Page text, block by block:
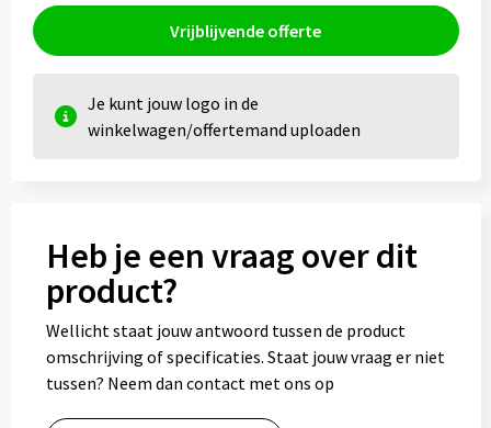
Vrijblijvende offerte
Je kunt jouw logo in de
winkelwagen/offertemand uploaden
Heb je een vraag over dit
product?
Wellicht staat jouw antwoord tussen de product
omschrijving of specificaties. Staat jouw vraag er niet
tussen? Neem dan contact met ons op